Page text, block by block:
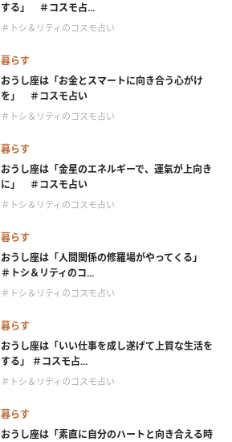
する」 ＃コスモ占...
＃トシ＆リティのコスモ占い
暮らす
おうし座は「お金とスマートに向き合う心がけ
を」 ＃コスモ占い
＃トシ＆リティのコスモ占い
暮らす
おうし座は「金星のエネルギーで、運氣が上向き
に」 ＃コスモ占い
＃トシ＆リティのコスモ占い
暮らす
おうし座は「人間関係の修羅場がやってくる」
＃トシ＆リティのコ...
＃トシ＆リティのコスモ占い
暮らす
おうし座は「いい仕事を成し遂げて上質な生活を
する」 ＃コスモ占...
＃トシ＆リティのコスモ占い
暮らす
おうし座は「素直に自分のハートと向き合える時